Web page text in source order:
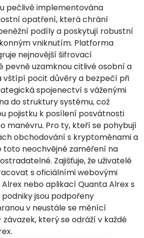
pečlivě implementována
opatření, která chrání
podíly a poskytují robustní
vniknutím. Platforma
nejnovější šifrovací
pevně uzamknou citlivé osobní a
vštípí pocit důvěry a bezpečí při
spojenectví s váženými
do struktury systému, což
pojistku k posílení posvátnosti
manévru. Pro ty, kteří se pohybují
obchodování s kryptoměnami a
toto neochvějné zaměření na
Zajišťuje, že uživatelé
s oficiálními webovými
nebo aplikací Quanta Alrex s
jsou podpořeny
v neustále se měnící
který se odráží v každé